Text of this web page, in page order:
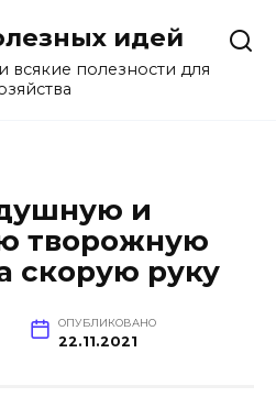
идей
всякие полезности для
и
творожную
скорую руку
ОПУБЛИКОВАНО
22.11.2021